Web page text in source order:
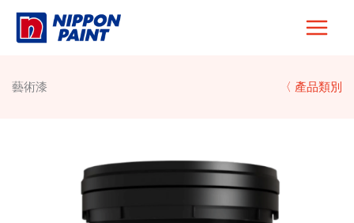
Skip
藝術漆 〈 產品類別